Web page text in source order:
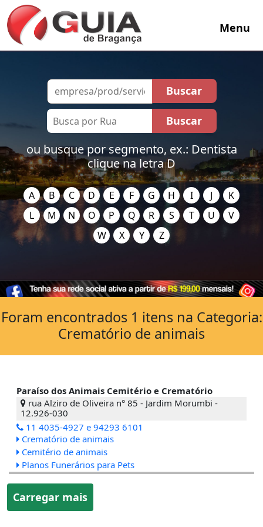
Menu
ou busque por segmento, ex.: Dentista
clique na letra D
A B C D E F G H I J
K
L
M N O P Q R S T U
V
W
X Y Z
Paraíso dos Animais Cemitério e Crematório
rua Alziro de Oliveira n° 85 - Jardim Morumbi -
12.926-030
11 4035-4927 e 94293 6101
Crematório de animais
Cemitério de animais
Planos Funerários para Pets
Carregar mais
Foram encontrados 1 itens na Categoria:
Crematório de animais